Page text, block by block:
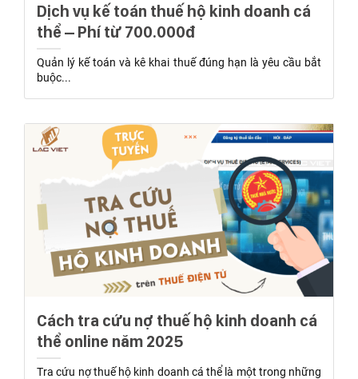
Dịch vụ kế toán thuế hộ kinh doanh cá
thể – Phí từ 700.000đ
Quản lý kế toán và kê khai thuế đúng hạn là yêu cầu bắt
buộc...
Cách tra cứu nợ thuế hộ kinh doanh cá
thể online năm 2025
Tra cứu nợ thuế hộ kinh doanh cá thể là một trong những